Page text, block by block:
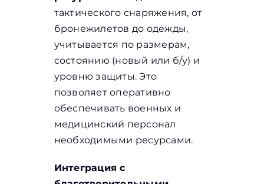
тактического снаряжения, от
бронежилетов до одежды,
учитывается по размерам,
состоянию (новый или б/у) и
уровню защиты. Это
позволяет оперативно
обеспечивать военных и
медицинский персонал
необходимыми ресурсами.
Интеграция с